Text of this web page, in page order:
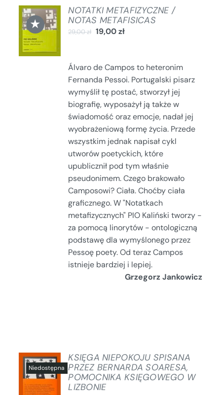
★
DODAJ
DO
KOSZYKA
/
SZCZEGÓŁY
NOTATKI METAFIZYCZNE /
NOTAS METAFISICAS
29,00zł 19,00zł
Álvaro de Campos to heteronim
Fernanda Pessoi. Portugalski pisarz
wymyślił tę postać, stworzył jej
biografię, wyposażył ją także w
świadomość oraz emocje, nadał jej
wyobrażeniową formę życia. Przede
wszystkim jednak napisał cykl
utworów poetyckich, które
upublicznił pod tym właśnie
pseudonimem. Czego brakowało
Camposowi? Ciała. Choćby ciała
graficznego. W "Notatkach
metafizycznych" PIO Kaliński tworzy -
za pomocą linorytów - ontologiczną
podstawę dla wymyślonego przez
Pessoę poety. Od teraz Campos
istnieje bardziej i lepiej.
Grzegorz Jankowicz
SZCZEGÓŁY
KSIĘGA NIEPOKOJU SPISANA
PRZEZ BERNARDA SOARESA,
POMOCNIKA KSIĘGOWEGO W
LIZBONIE